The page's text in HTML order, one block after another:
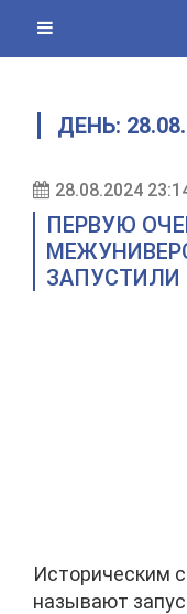
content
ДЕНЬ:
28.08.2024
ПЕРВУЮ
ЗАПУСТИЛИ
Историческим
называют